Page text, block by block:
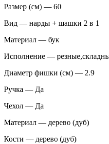
Размер (см) — 60
Вид — нарды + шашки 2 в 1
Материал — бук
Исполнение —
Диаметр фишки (см) — 2.9
Ручка — Да
Чехол — Да
Материал — дерево (дуб)
Кости — дерево (дуб)